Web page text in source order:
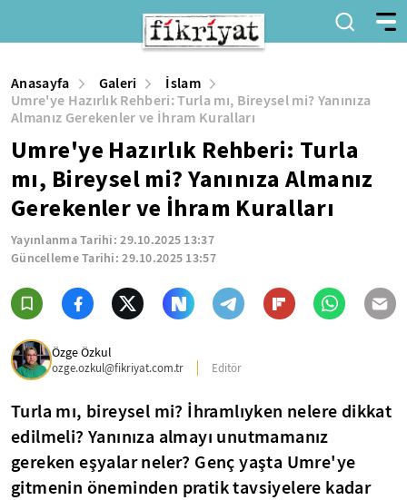
Anasayfa Galeri
İslam
Umre'ye Hazırlık Rehberi: Turla mı, Bireysel mi? Yanınıza
Almanız Gerekenler ve İhram Kuralları
Umre'ye Hazırlık Rehberi: Turla
mı, Bireysel mi? Yanınıza Almanız
Gerekenler ve İhram Kuralları
Yayınlanma Tarihi:29.10.2025 13:37
Güncelleme Tarihi:29.10.2025 13:57
Özge Özkul
ozge.ozkul@fikriyat.com.tr Editör
Turla mı, bireysel mi? İhramlıyken nelere dikkat
edilmeli? Yanınıza almayı unutmamanız
gereken eşyalar neler? Genç yaşta Umre'ye
gitmenin öneminden pratik tavsiyelere kadar